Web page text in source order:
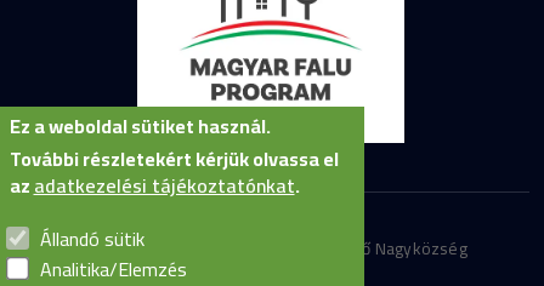
Minden jog fenntartva © Szirmabesenyő Nagyközség
Ez a weboldal sütiket használ.
További részletekért kérjük olvassa el
azadatkezelési tájékoztatónkat.
Állandó sütik
Analitika/Elemzés